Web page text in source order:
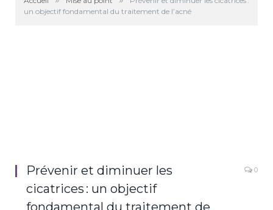
un objectif fondamental du traitement de l’acné
Prévenir et diminuer les
cicatrices : un objectif
fondamental du traitement de
0